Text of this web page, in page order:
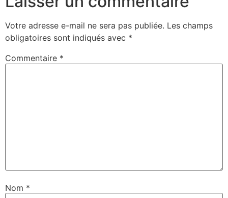
Votre adresse e-mail ne sera pas publiée. Les champs
obligatoires sont indiqués avec *
Commentaire *
Nom *